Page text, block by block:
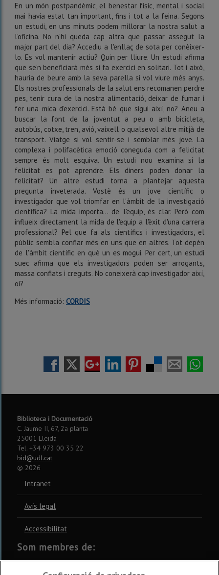
En un món postpandèmic, el benestar físic, mental i social
mai havia estat tan important, fins i tot a la feina. Segons
un estudi, en uns minuts podem millorar la nostra salut a
l'oficina. No n'hi queda cap altra que passar assegut la
major part del dia? Accediu a l'enllaç de sota per conèixer-
lo. Es vol mantenir actiu? Quin per lliure. Un estudi afirma
que se'n beneficiarà més si fa exercici en solitari. Tot i això,
hauria de beure amb la seva parella si vol viure més anys.
Els nostres professionals de la salut ens recomanen perdre
pes, tenir cura de la nostra alimentació, deixar de fumar i
fer una mica d'exercici. Està bé que sigui així, no? Aneu a
buscar la font de la joventut a peu o amb bicicleta,
autobús, cotxe, tren, avió, vaixell o qualsevol altre mitjà de
transport. Viatge si vol sentir-se i semblar més jove. La
complexa i polifacètica emoció coneguda com a felicitat
sempre és molt esquiva. Un estudi nou examina si la
felicitat es pot aprendre. Els diners poden donar la
felicitat? Un altre estudi torna a plantejar aquesta
pregunta inveterada. Vostè és un jove científic o
investigador que vol triomfar en l'àmbit de la investigació
científica? La mida importa… de l'equip, és clar. Però com
influeix directament la mida de l'equip a l'èxit d'una carrera
professional? Pel que fa als científics i investigadors, el
públic sembla confiar més en uns que en altres. Tot depèn
de l'àmbit científic en què un es mogui. Per cert, un estudi
suec afirma que els investigadors poden ser arrogants,
massa confiats i creguts. No coneixerà cap investigador així,
oi?
Més informació: CORDIS
Biblioteca i Documentació
C. Jaume II, 67, 2a planta
25001 Lleida
Tel. +34 973 00 35 22
bid@udl.cat
© 2026
Intranet
Avís legal
Accessibilitat
Som membres de:
CSUC REBIUN CRUE